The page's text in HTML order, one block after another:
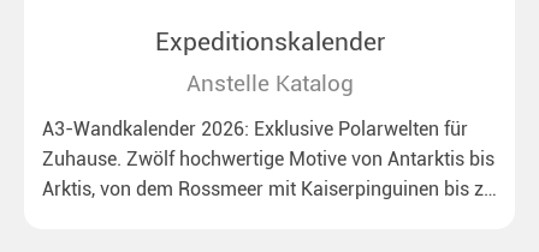
Expeditionskalender
Anstelle Katalog
A3-Wandkalender 2026: Exklusive Polarwelten für
Zuhause. Zwölf hochwertige Motive von Antarktis bis
Arktis, von dem Rossmeer mit Kaiserpinguinen bis zu